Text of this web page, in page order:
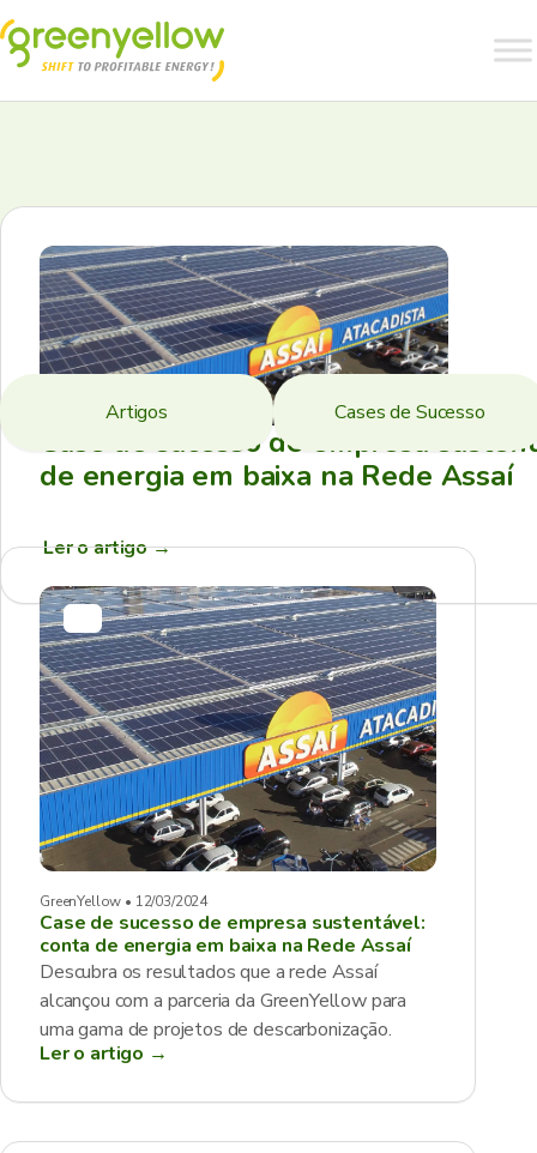
Case de sucesso de empresa
de energia em baixa na Rede Assaí
Ler o artigo→
Artigos Cases de Sucesso
GreenYellow • 12/03/2024
Case de sucesso de empresa sustentável:
conta de energia em baixa na Rede Assaí
Descubra os resultados que a rede Assaí
alcançou com a parceria da GreenYellow para
uma gama de projetos de descarbonização.
Ler o artigo →